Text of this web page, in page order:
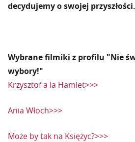
decydujemy o swojej
Wybrane filmiki z profilu "Nie
wybory!"
Krzysztof a la Hamlet>>>
Ania Włoch>>>
Może by tak na Księżyc?>>>